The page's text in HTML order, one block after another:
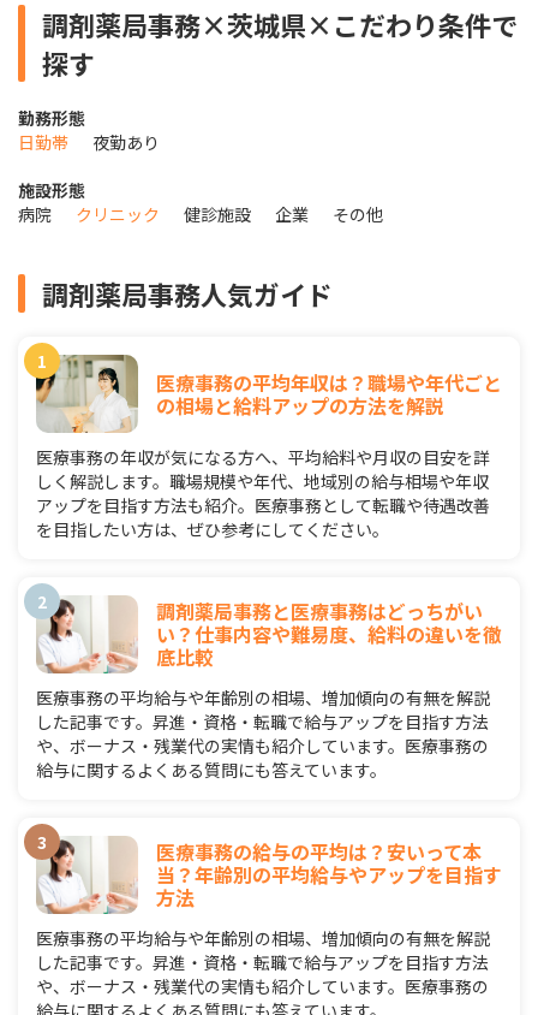
調剤薬局事務×茨城県×こだわり条件で
探す
勤務形態
日勤帯
夜勤あり
施設形態
病院
クリニック 健診施設 企業 その他
調剤薬局事務人気ガイド
医療事務の平均年収は？職場や年代ごと
の相場と給料アップの方法を解説
医療事務の年収が気になる方へ、平均給料や月収の目安を詳
しく解説します。職場規模や年代、地域別の給与相場や年収
アップを目指す方法も紹介。医療事務として転職や待遇改善
を目指したい方は、ぜひ参考にしてください。
調剤薬局事務と医療事務はどっちがい
い？仕事内容や難易度、給料の違いを徹
底比較
医療事務の平均給与や年齢別の相場、増加傾向の有無を解説
した記事です。昇進・資格・転職で給与アップを目指す方法
や、ボーナス・残業代の実情も紹介しています。医療事務の
給与に関するよくある質問にも答えています。
医療事務の給与の平均は？安いって本
当？年齢別の平均給与やアップを目指す
方法
医療事務の平均給与や年齢別の相場、増加傾向の有無を解説
した記事です。昇進・資格・転職で給与アップを目指す方法
や、ボーナス・残業代の実情も紹介しています。医療事務の